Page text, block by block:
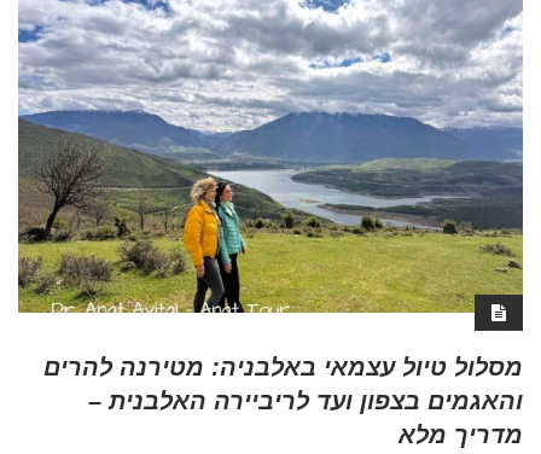
מסלול טיול עצמאי באלבניה: מטירנה להרים
והאגמים בצפון ועד לריביירה האלבנית –
מדריך מלא